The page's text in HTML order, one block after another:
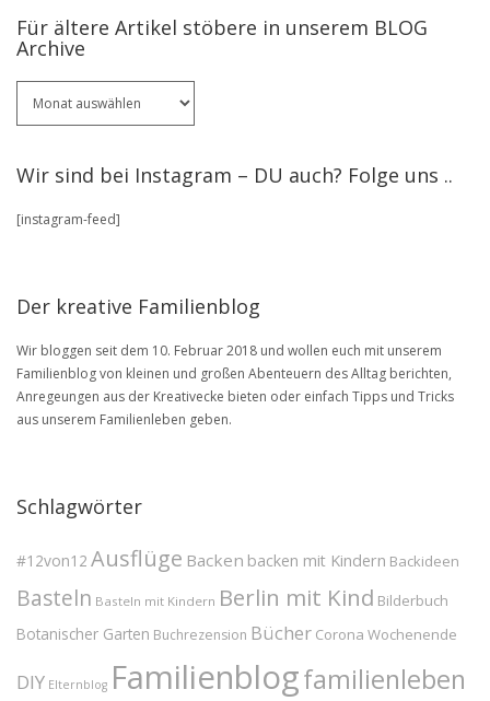
Für ältere Artikel stöbere in unserem BLOG
Archive
ältere
in
BLOG
Wir sind bei Instagram – DU auch? Folge uns ..
[instagram-feed]
Der kreative Familienblog
Wir bloggen seit dem 10. Februar 2018 und wollen euch mit unserem
Familienblog von kleinen und großen Abenteuern des Alltag berichten,
Anregeungen aus der Kreativecke bieten oder einfach Tipps und Tricks
aus unserem Familienleben geben.
Schlagwörter
#12von12 Ausflüge Backen backen mit Kindern Backideen
Basteln Basteln mit Kindern Berlin mit Kind Bilderbuch
Botanischer Garten Buchrezension Bücher Corona Wochenende
DIY Elternblog Familienblogfamilienleben